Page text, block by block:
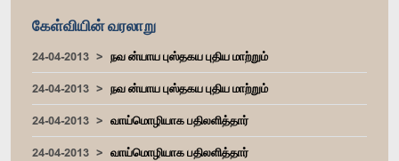
கேள்வியின் வரலாறு
24-04-2013
நவ ன்யாய புஸ்தகய புதிய மாற்றும்
24-04-2013
நவ ன்யாய புஸ்தகய புதிய மாற்றும்
24-04-2013
வாய்மொழியாக பதிலளித்தார்
24-04-2013
வாய்மொழியாக பதிலளித்தார்